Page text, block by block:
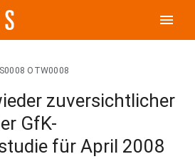
menu
OTW0008
zuversichtlicher
GfK-
für April 2008